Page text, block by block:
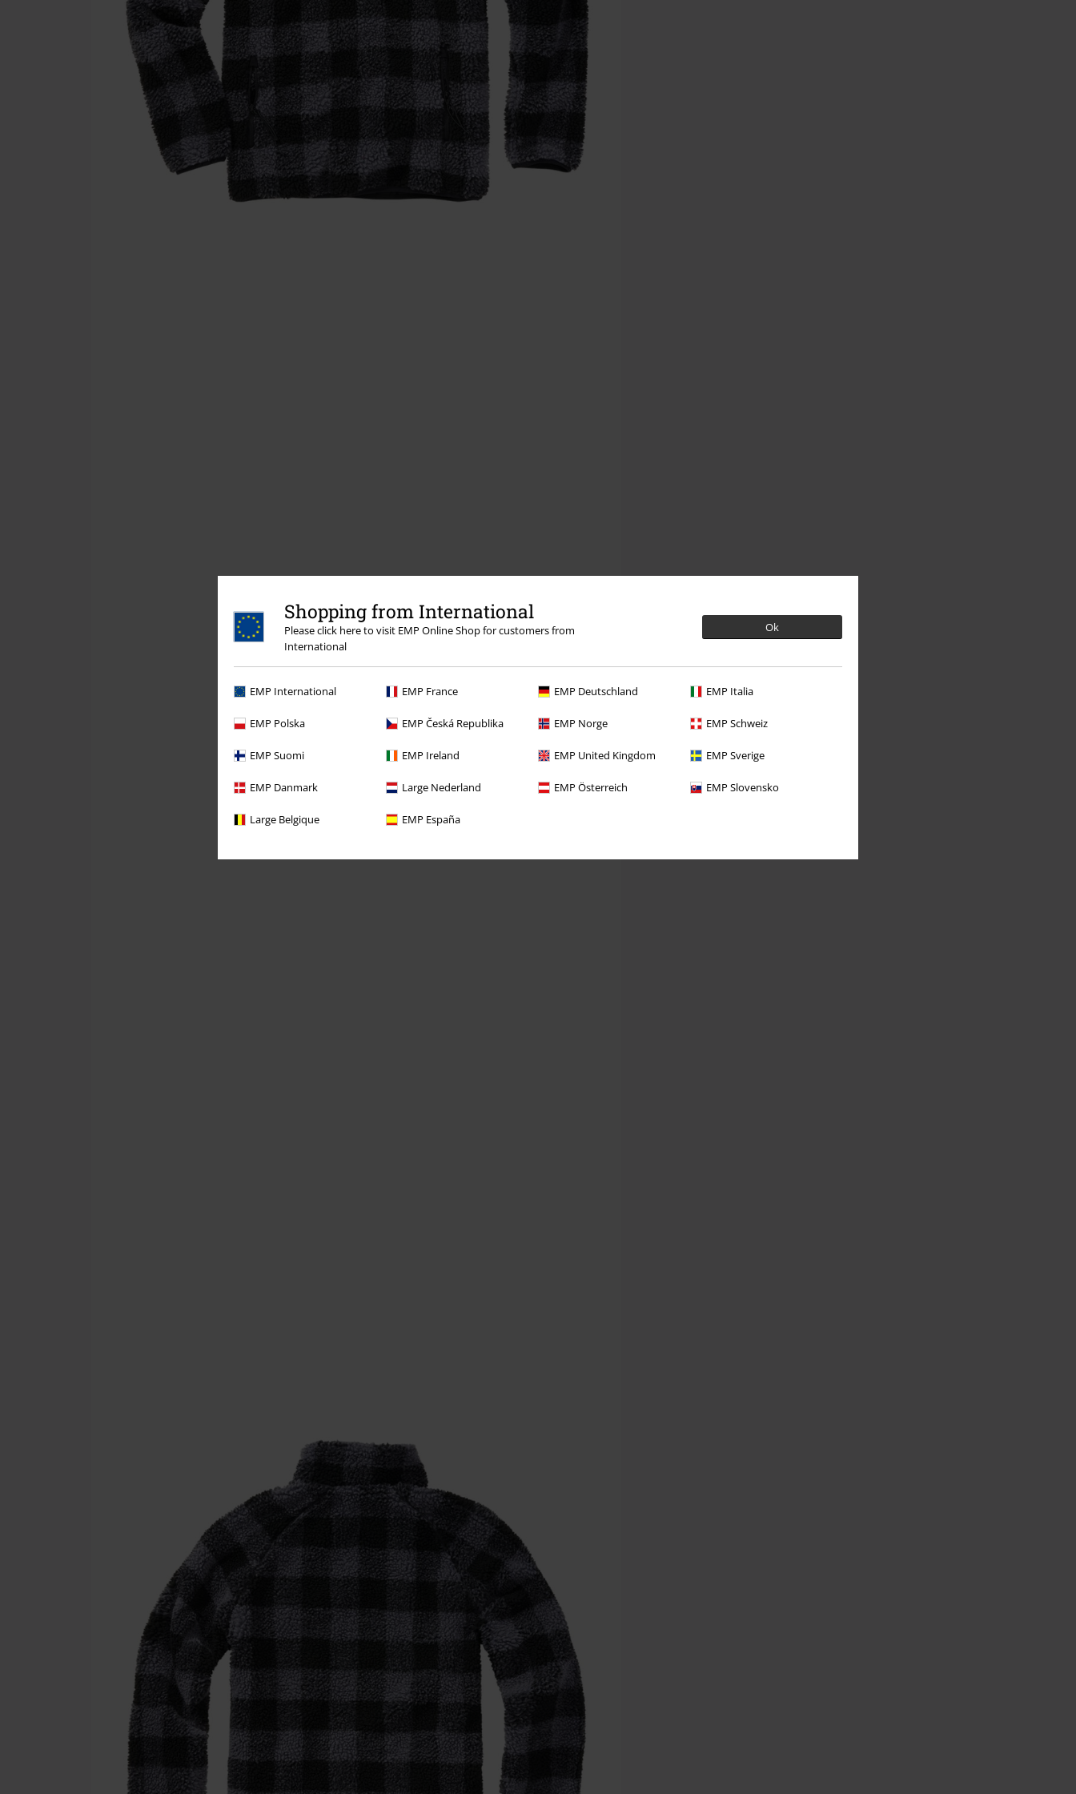
Shopping from International
Please click here to visit EMP Online Shop for customers from
International
Ok
EMP International EMP France EMP Deutschland EMP Italia
EMP Polska EMP Česká Republika EMP Norge EMP Schweiz
EMP Suomi EMP Ireland EMP United Kingdom EMP Sverige
EMP Danmark Large Nederland EMP Österreich EMP Slovensko
Large Belgique EMP España